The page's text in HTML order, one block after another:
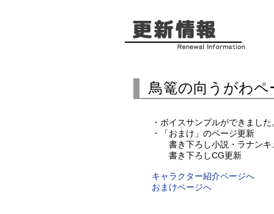
鳥篭の向うがわペ
・ボイスサンプルができまし
・「おまけ」のページ更新
書き下ろし小説・ラナンキ
書き下ろしCG更新
キャラクター紹介ページへ
おまけページへ